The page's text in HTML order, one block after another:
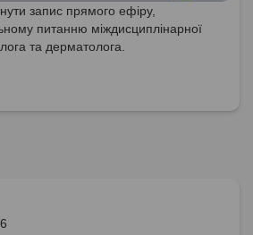
запис прямого ефіру,
питанню міждисциплінарної
та дерматолога.